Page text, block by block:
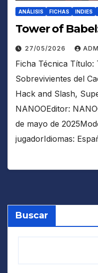
ANÁLISIS FICHAS INDIES
Tower of
27/05/2026
Ficha Técnica Título:
Sobrevivientes del
Hack and Slash,
NANOOEditor:
de mayo de
jugadorIdiomas:
Buscar